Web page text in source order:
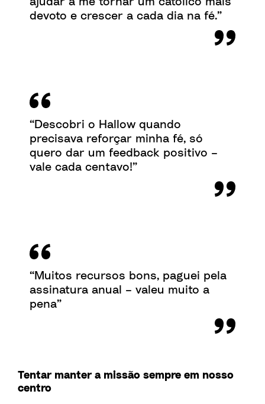
devoto e crescer a cada dia na fé.”
“Descobri o Hallow quando
precisava reforçar minha fé, só
quero dar um feedback positivo –
vale cada centavo!”
“Muitos recursos bons, paguei pela
assinatura anual – valeu muito a
pena”
Tentar manter a missão sempre em nosso
centro